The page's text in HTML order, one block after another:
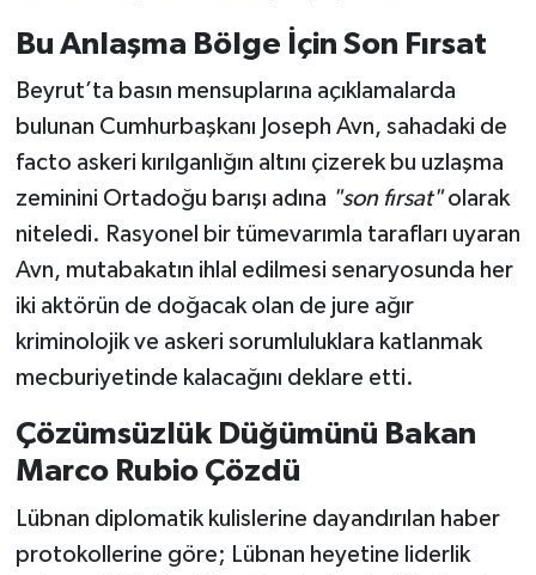
Bu Anlaşma Bölge İçin Son Fırsat
Beyrut’ta basın mensuplarına açıklamalarda
bulunan Cumhurbaşkanı Joseph Avn, sahadaki de
facto askeri kırılganlığın altını çizerek bu uzlaşma
zeminini Ortadoğu barışı adına "son fırsat"olarak
niteledi. Rasyonel bir tümevarımla tarafları uyaran
Avn, mutabakatın ihlal edilmesi senaryosunda her
iki aktörün de doğacak olan de jure ağır
kriminolojik ve askeri sorumluluklara katlanmak
mecburiyetinde kalacağını deklare etti.
Çözümsüzlük Düğümünü Bakan
Marco Rubio Çözdü
Lübnan diplomatik kulislerine dayandırılan haber
protokollerine göre; Lübnan heyetine liderlik